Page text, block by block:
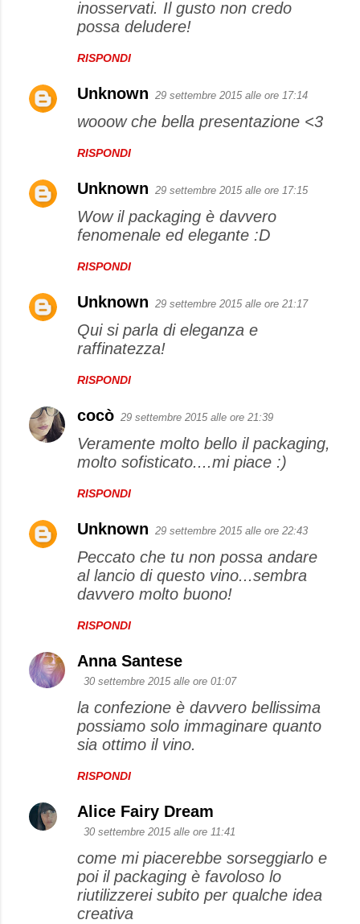
inosservati. Il gusto non credo
possa deludere!
RISPONDI
Unknown 29 settembre 2015 alle ore 17:14
wooow che bella presentazione <3
RISPONDI
Unknown 29 settembre 2015 alle ore 17:15
Wow il packaging è davvero
fenomenale ed elegante :D
RISPONDI
Unknown 29 settembre 2015 alle ore 21:17
Qui si parla di eleganza e
raffinatezza!
RISPONDI
cocò 29 settembre 2015 alle ore 21:39
Veramente molto bello il packaging,
molto sofisticato....mi piace :)
RISPONDI
Unknown 29 settembre 2015 alle ore 22:43
Peccato che tu non possa andare
al lancio di questo vino...sembra
davvero molto buono!
RISPONDI
Anna Santese
30 settembre 2015 alle ore 01:07
la confezione è davvero bellissima
possiamo solo immaginare quanto
sia ottimo il vino.
RISPONDI
Alice Fairy Dream
30 settembre 2015 alle ore 11:41
come mi piacerebbe sorseggiarlo e
poi il packaging è favoloso lo
riutilizzerei subito per qualche idea
creativa